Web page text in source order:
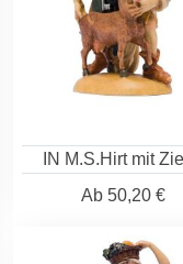
IN M.S.Hirt mit
Ab50,20 €